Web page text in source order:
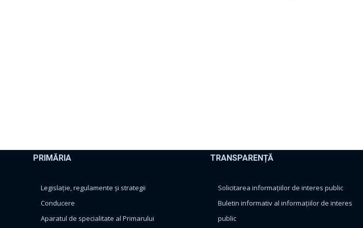
PRIMĂRIA
Legislație, regulamente și strategii
Conducere
Aparatul de specialitate al Primarului
TRANSPARENȚĂ
Solicitarea informațiilor de interes public
Buletin informativ al informațiilor de interes
public